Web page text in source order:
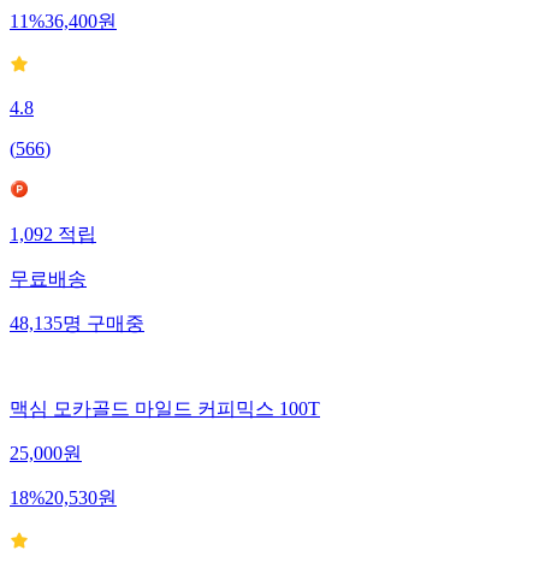
11%36,400원
4.8
(566)
1,092 적립
무료배송
48,135명 구매중
맥심 모카골드 마일드 커피믹스 100T
25,000원
18%20,530원